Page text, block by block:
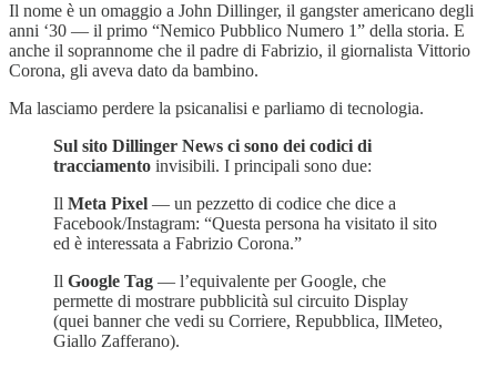
Il nome è un omaggio a John Dillinger, il gangster americano degli
anni ‘30 — il primo “Nemico Pubblico Numero 1” della storia. E
anche il soprannome che il padre di Fabrizio, il giornalista Vittorio
Corona, gli aveva dato da bambino.
Ma lasciamo perdere la psicanalisi e parliamo di tecnologia.
Sul sito Dillinger News ci sono dei codici di
tracciamento invisibili. I principali sono due:
Il Meta Pixel — un pezzetto di codice che dice a
Facebook/Instagram: “Questa persona ha visitato il sito
ed è interessata a Fabrizio Corona.”
Il Google Tag — l’equivalente per Google, che
permette di mostrare pubblicità sul circuito Display
(quei banner che vedi su Corriere, Repubblica, IlMeteo,
Giallo Zafferano).